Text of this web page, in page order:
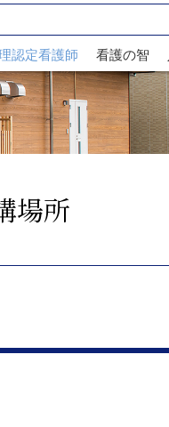
認定看護師 看護の智
場所